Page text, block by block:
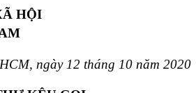
HỘI
ngày 12 tháng 10 năm 2020